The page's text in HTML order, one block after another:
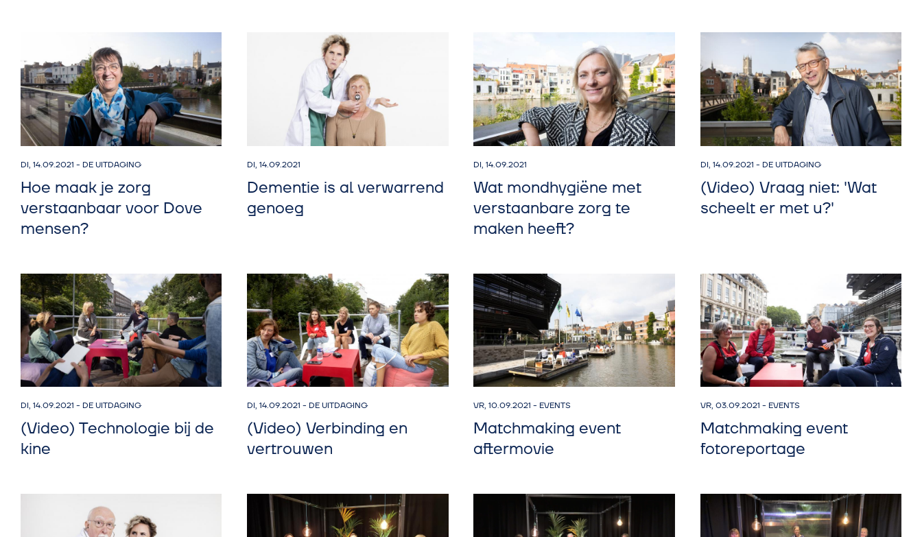
DI, 14.09.2021 - DE UITDAGING
Hoe maak je zorg
verstaanbaar voor Dove
mensen?
DI, 14.09.2021
Dementie is al verwarrend
genoeg
DI, 14.09.2021
Wat mondhygiëne met
verstaanbare zorg te
maken heeft?
DI, 14.09.2021 - DE UITDAGING
(Video) Vraag niet: 'Wat
scheelt er met u?'
DI, 14.09.2021 - DE UITDAGING
(Video) Technologie bij de
kine
DI, 14.09.2021 - DE UITDAGING
(Video) Verbinding en
vertrouwen
VR, 10.09.2021 - EVENTS
Matchmaking event
aftermovie
VR, 03.09.2021 - EVENTS
Matchmaking event
fotoreportage